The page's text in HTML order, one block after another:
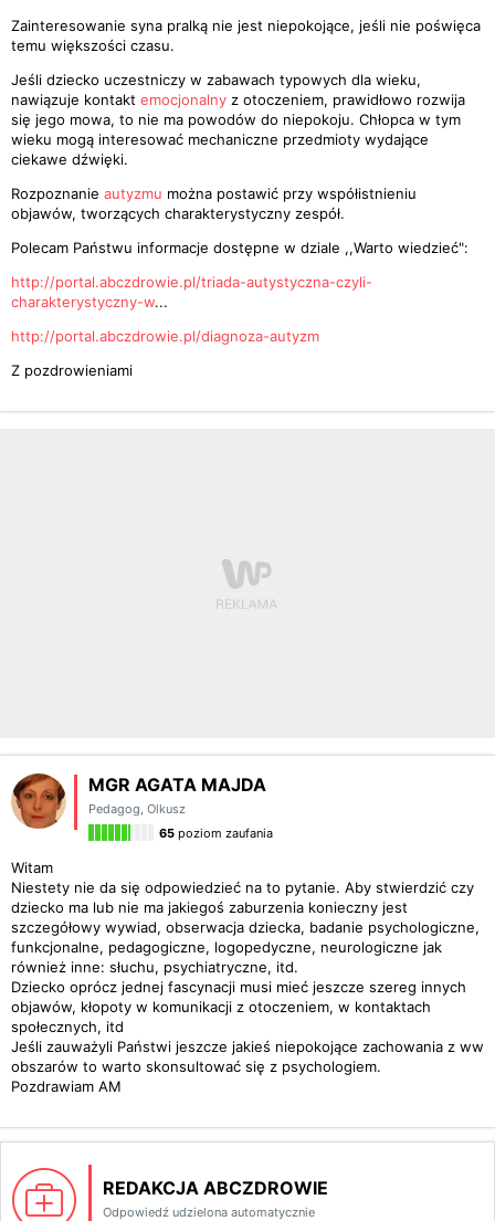
Zainteresowanie syna pralką nie jest niepokojące, jeśli nie poświęca
temu większości czasu.
Jeśli dziecko uczestniczy w zabawach typowych dla wieku,
nawiązuje kontakt emocjonalny z otoczeniem, prawidłowo rozwija
się jego mowa, to nie ma powodów do niepokoju. Chłopca w tym
wieku mogą interesować mechaniczne przedmioty wydające
ciekawe dźwięki.
Rozpoznanie autyzmu można postawić przy współistnieniu
objawów, tworzących charakterystyczny zespół.
Polecam Państwu informacje dostępne w dziale ,,Warto wiedzieć":
http://portal.abczdrowie.pl/triada-autystyczna-czyli-
charakterystyczny-w...
http://portal.abczdrowie.pl/diagnoza-autyzm
Z pozdrowieniami
MGR AGATA MAJDA
Pedagog, Olkusz
65 poziom zaufania
Witam
Niestety nie da się odpowiedzieć na to pytanie. Aby stwierdzić czy
dziecko ma lub nie ma jakiegoś zaburzenia konieczny jest
szczegółowy wywiad, obserwacja dziecka, badanie psychologiczne,
funkcjonalne, pedagogiczne, logopedyczne, neurologiczne jak
również inne: słuchu, psychiatryczne, itd.
Dziecko oprócz jednej fascynacji musi mieć jeszcze szereg innych
objawów, kłopoty w komunikacji z otoczeniem, w kontaktach
społecznych, itd
Jeśli zauważyli Państwi jeszcze jakieś niepokojące zachowania z ww
obszarów to warto skonsultować się z psychologiem.
Pozdrawiam AM
REDAKCJA ABCZDROWIE
Odpowiedź udzielona automatycznie